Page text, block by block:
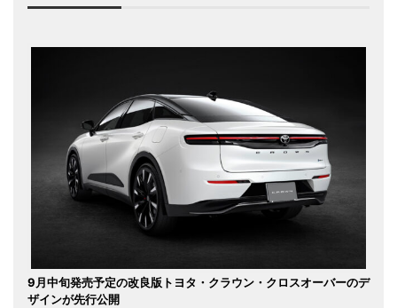
9月中旬発売予定の改良版トヨタ・クラウン・クロスオーバーのデ
ザインが先行公開